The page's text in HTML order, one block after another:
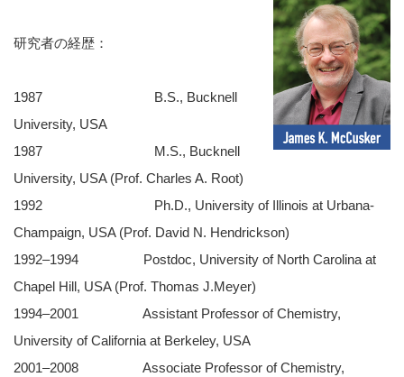
研究者の経歴：
1987 B.S., Bucknell
University, USA
1987 M.S., Bucknell
University, USA (Prof. Charles A. Root)
1992 Ph.D., University of Illinois at Urbana-
Champaign, USA (Prof. David N. Hendrickson)
1992–1994 Postdoc, University of North Carolina at
Chapel Hill, USA (Prof. Thomas J.Meyer)
1994–2001 Assistant Professor of Chemistry,
University of California at Berkeley, USA
2001–2008 Associate Professor of Chemistry,